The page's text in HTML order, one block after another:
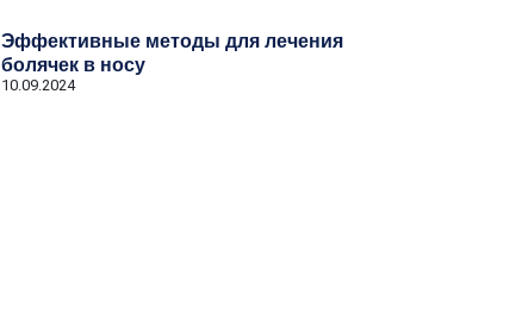
Эффективные методы для лечения
болячек в носу
10.09.2024